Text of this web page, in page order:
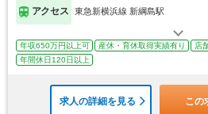
アクセス 東急新横浜線 新綱島駅
年収650万円以上可 産休・育休取得実績有り 店
年間休日120日以上
求人の詳細を見る この